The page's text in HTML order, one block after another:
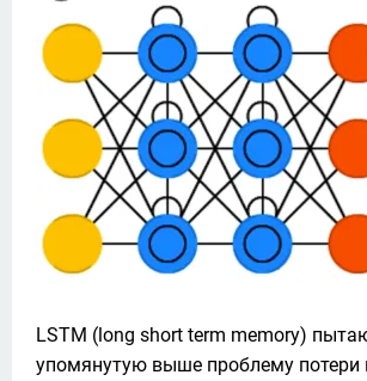
LSTM (long short term memory)
упомянутую выше проблему